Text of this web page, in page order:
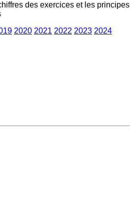
des exercices et les principes
2020 2021 2022 2023 2024